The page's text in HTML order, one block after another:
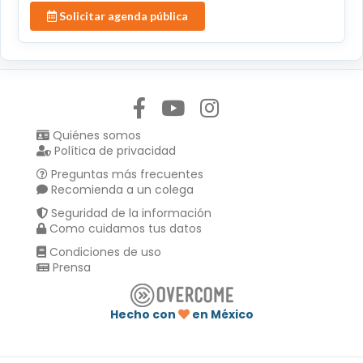
Solicitar agenda pública
Quiénes somos
Política de privacidad
Preguntas más frecuentes
Recomienda a un colega
Seguridad de la información
Como cuidamos tus datos
Condiciones de uso
Prensa
Hecho con
en México